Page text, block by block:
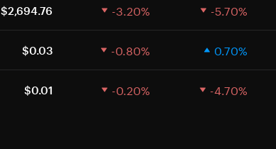
$2,694.76 -3.20% -5.70%
$0.03 -0.80% 0.70%
$0.01 -0.20% -4.70%